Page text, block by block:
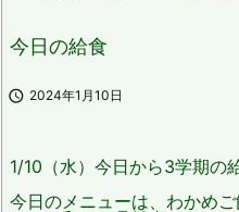
今日の給食
 2024年1月10日
1/10（水）今日から3学期の
今日のメニューは、わかめ